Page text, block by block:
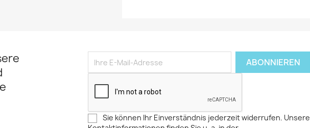
Sie können Ihr Einverständnis jederzeit widerrufen. Unsere